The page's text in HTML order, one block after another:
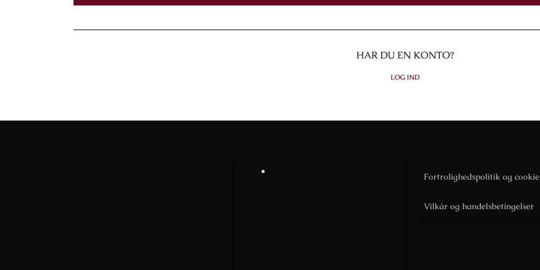
HAR DU EN KONTO?
LOG IND
Fortrolighedspolitik og
Vilkår og handelsbetingelser